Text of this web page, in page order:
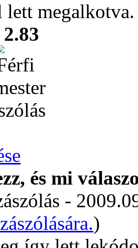
lett
2.83
és mi
-
)